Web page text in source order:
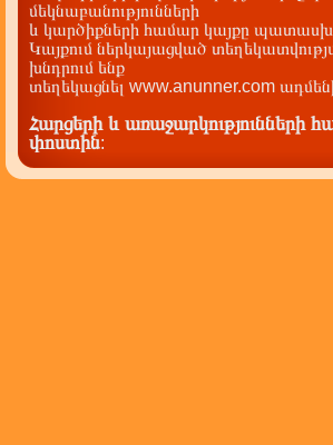
մեկնաբանությունների
և կարծիքների համար կայքը
Կայքում ներկայացված
խնդրում ենք
տեղեկացնել www.anunner.com
Հարցերի և առաջարկությունների
փոստին: